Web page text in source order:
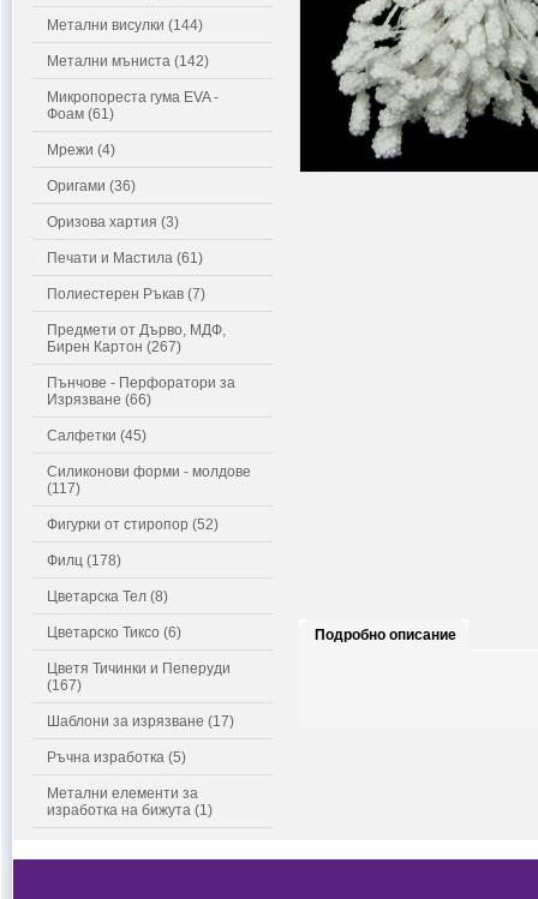
Метални висулки (144)
Метални мъниста (142)
Микропореста гума EVA -
Фоам (61)
Мрежи (4)
Оригами (36)
Оризова хартия (3)
Печати и Мастила (61)
Полиестерен Ръкав (7)
Предмети от Дърво, МДФ,
Бирен Картон (267)
Пънчове - Перфоратори за
Изрязване (66)
Салфетки (45)
Силиконови форми - молдове
(117)
Фигурки от стиропор (52)
Филц (178)
Цветарска Тел (8)
Цветарско Тиксо (6)
Цветя Тичинки и Пеперуди
(167)
Шаблони за изрязване (17)
Ръчна изработка (5)
Метални елементи за
изработка на бижута (1)
Подробно описание